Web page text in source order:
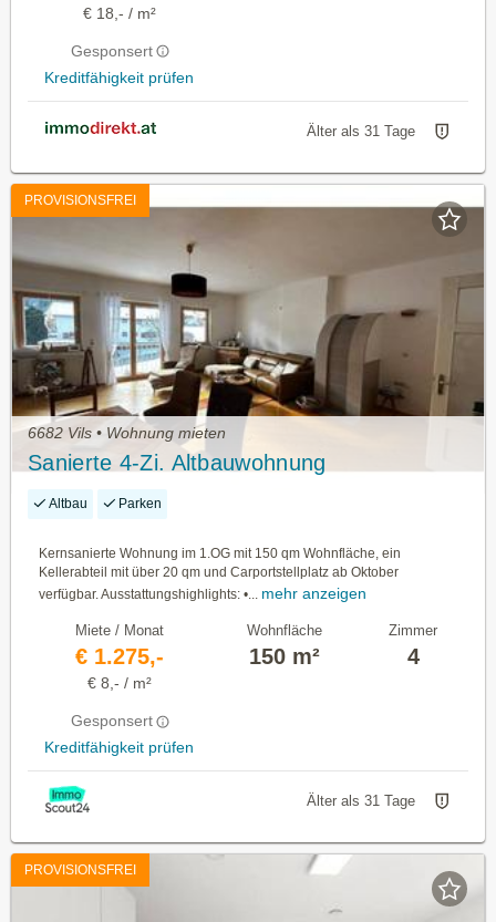
€ 18,- / m²
Gesponsert
Kreditfähigkeit prüfen
Älter als 31 Tage
PROVISIONSFREI
6682 Vils • Wohnung mieten
Sanierte 4-Zi. Altbauwohnung
Altbau Parken
Kernsanierte Wohnung im 1.OG mit 150 qm Wohnfläche, ein
Kellerabteil mit über 20 qm und Carportstellplatz ab Oktober
verfügbar. Ausstattungshighlights: •... mehr anzeigen
Miete / Monat
€ 1.275,-
€ 8,- / m²
Gesponsert
Kreditfähigkeit prüfen
Wohnfläche
150 m²
Zimmer
4
Älter als 31 Tage
PROVISIONSFREI